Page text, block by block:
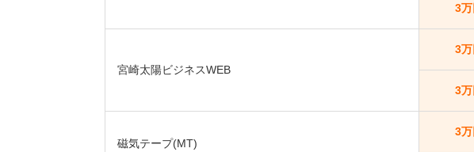
3
宮崎太陽ビジネスWEB
3
3
磁気テープ(MT)
3